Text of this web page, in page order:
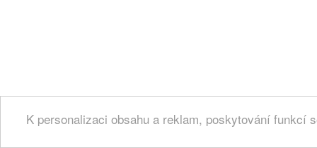
K personalizaci obsahu a reklam, poskytování